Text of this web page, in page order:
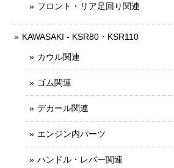
フロント・リア足回り関連
KAWASAKI - KSR80・KSR110
カウル関連
ゴム関連
デカール関連
エンジン内パーツ
ハンドル・レバー関連